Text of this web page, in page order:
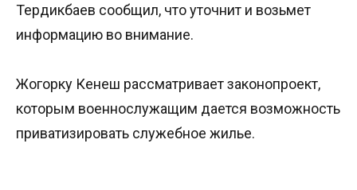
Тердикбаев сообщил, что уточнит и возьмет
информацию во внимание.
Жогорку Кенеш рассматривает законопроект,
которым военнослужащим дается возможность
приватизировать служебное жилье.